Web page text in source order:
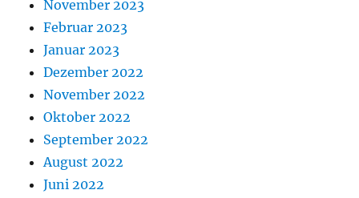
November 2023
Februar 2023
Januar 2023
Dezember 2022
November 2022
Oktober 2022
September 2022
August 2022
Juni 2022